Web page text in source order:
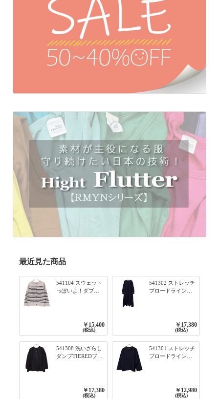
最近見た商品
541104 スウェット
っぽいよ！ダブル
プルオーバー 101オ
フベージュ×ネイビ
ー／レッド
￥15,400
(税込)
541302 ストレッチ
ブロードライン入
ワンピース 79ネイ
￥17,380
(税込)
541308 洗いざらし
ダンプTIEREDブシ
￥17,380
(税込)
541301 ストレッチ
ブロードライン入
リブプルオーバー
79ネイビー
￥12,980
(税込)